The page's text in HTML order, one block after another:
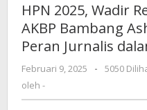
HPN 2025, Wadir
AKBP Bambang
Peran Jurnalis
Februari 9, 2025
oleh
-
5050
oleh -